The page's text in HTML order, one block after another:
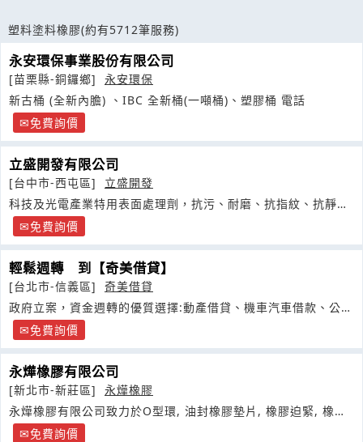
塑料塗料橡膠(約有5712筆服務)
永安環保事業股份有限公司
[苗栗縣-銅鑼鄉]
永安環保
新古桶 (全新內膽) 、IBC 全新桶(一噸桶)、塑膠桶 電話
免費詢價
立盛開發有限公司
[台中市-西屯區]
立盛開發
科技及光電產業特用表面處理劑，抗污、耐磨、抗指紋、抗靜
電...免費詢價
輕鬆週轉 到【奇美借貸】
[台北市-信義區]
奇美借貸
政府立案，資金週轉的優質選擇:動產借貸、機車汽車借款、公司
貸款企業資金調度存貨質借
免費詢價
永燁橡膠有限公司
[新北市-新莊區]
永燁橡膠
永燁橡膠有限公司致力於O型環, 油封橡膠墊片, 橡膠迫緊, 橡膠
管條免費詢價